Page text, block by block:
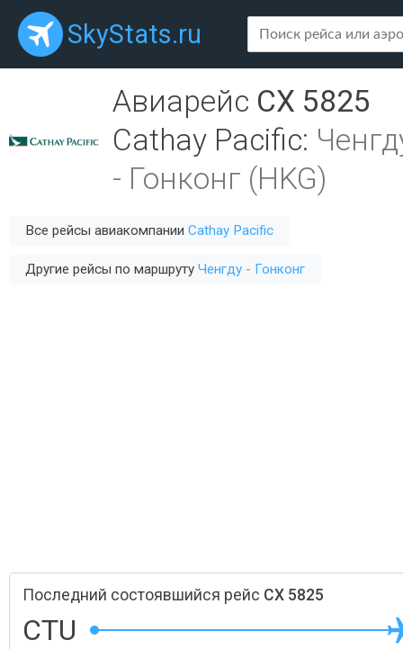
SkyStats.ru
Авиарейс CX 5825
Cathay Pacific:
- Гонконг (HKG)
Все рейсы авиакомпании Cathay Pacific
Другие рейсы по маршруту Ченгду - Гонконг
Последний состоявшийся рейс CX 5825
CTU